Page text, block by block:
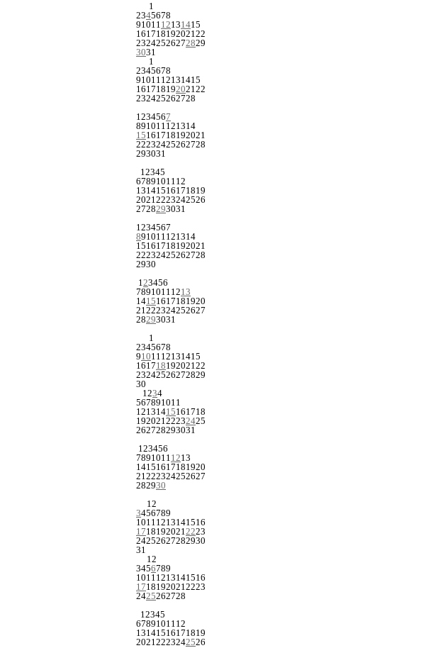
1
2345678
9101112131415
16171819202122
23242526272829
3031
1
2345678
9101112131415
16171819202122
232425262728
1234567
891011121314
15161718192021
22232425262728
293031
12345
6789101112
13141516171819
20212223242526
2728293031
1234567
891011121314
15161718192021
22232425262728
2930
123456
78910111213
14151617181920
21222324252627
28293031
1
2345678
9101112131415
16171819202122
23242526272829
30
1234
567891011
12131415161718
19202122232425
262728293031
123456
78910111213
14151617181920
21222324252627
282930
12
3456789
10111213141516
17181920212223
24252627282930
31
12
3456789
10111213141516
17181920212223
2425262728
12345
6789101112
13141516171819
20212223242526